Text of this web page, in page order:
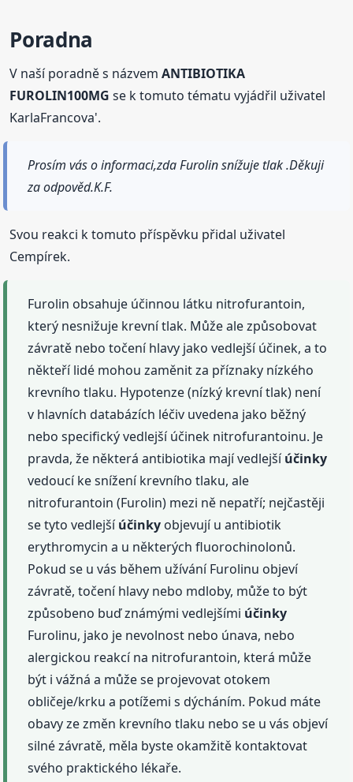
Poradna
V naší poradně s názvemANTIBIOTIKA
FUROLIN100MG se k tomuto tématu vyjádřil uživatel
KarlaFrancova'.
Prosím vás o informaci,zda Furolin snížuje tlak .Děkuji
za odpověd.K.F.
Svou reakci k tomuto příspěvku přidal uživatel
Cempírek.
Furolin obsahuje účinnou látku nitrofurantoin,
který nesnižuje krevní tlak. Může ale způsobovat
závratě nebo točení hlavy jako vedlejší účinek, a to
někteří lidé mohou zaměnit za příznaky nízkého
krevního tlaku. Hypotenze (nízký krevní tlak) není
v hlavních databázích léčiv uvedena jako běžný
nebo specifický vedlejší účinek nitrofurantoinu. Je
pravda, že některá antibiotika mají vedlejšíúčinky
vedoucí ke snížení krevního tlaku, ale
nitrofurantoin (Furolin) mezi ně nepatří; nejčastěji
se tyto vedlejšíúčinky objevují u antibiotik
erythromycin a u některých fluorochinolonů.
Pokud se u vás během užívání Furolinu objeví
závratě, točení hlavy nebo mdloby, může to být
způsobeno buď známými vedlejšími účinky
Furolinu, jako je nevolnost nebo únava, nebo
alergickou reakcí na nitrofurantoin, která může
být i vážná a může se projevovat otokem
obličeje/krku a potížemi s dýcháním. Pokud máte
obavy ze změn krevního tlaku nebo se u vás objeví
silné závratě, měla byste okamžitě kontaktovat
svého praktického lékaře.